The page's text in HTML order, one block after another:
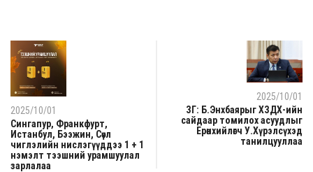
2025/10/01
Сингапур, Франкфурт,
Истанбул, Бээжин, Сөүл
чиглэлийн нислэгүүддээ 1 + 1
нэмэлт тээшний урамшуулал
зарлалаа
2025/10/01
ЗГ: Б.Энхбаярыг ХЗДХ-ийн
сайдаар томилох асуудлыг
Ерөнхийлөгч У.Хүрэлсүхэд
танилцууллаа